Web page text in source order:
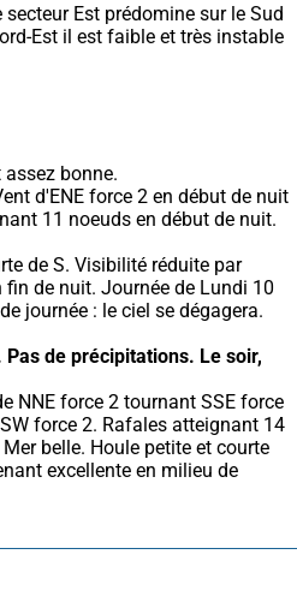
Est prédomine sur le Sud
Est il est faible et très instable
bonne.
d'ENE force 2 en début de nuit
11 noeuds en début de nuit.
de S. Visibilité réduite par
de nuit. Journée de Lundi 10
journée : le ciel se dégagera.
Pas de précipitations. Le soir,
force 2. Rafales atteignant 14
belle. Houle petite et courte
excellente en milieu de